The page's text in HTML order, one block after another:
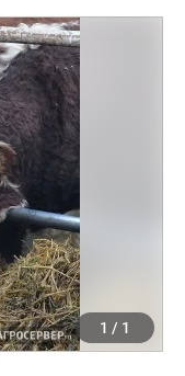
1 / 1